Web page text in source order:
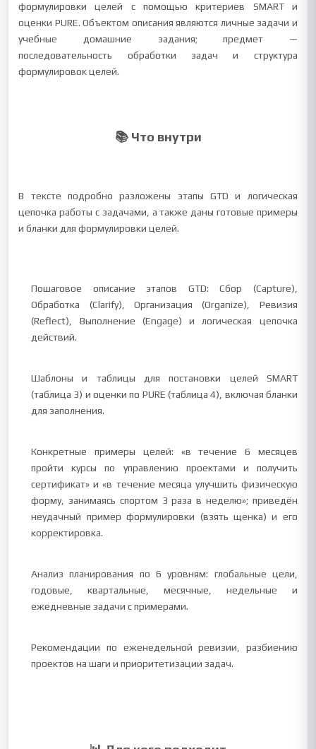
формулировки целей с помощью критериев SMART и
оценки PURE. Объектом описания являются личные задачи и
учебные домашние задания; предмет —
последовательность обработки задач и структура
формулировок целей.
📚 Что внутри
В тексте подробно разложены этапы GTD и логическая
цепочка работы с задачами, а также даны готовые примеры
и бланки для формулировки целей.
Пошаговое описание этапов GTD: Сбор (Capture),
Обработка (Clarify), Организация (Organize), Ревизия
(Reflect), Выполнение (Engage) и логическая цепочка
действий.
Шаблоны и таблицы для постановки целей SMART
(таблица 3) и оценки по PURE (таблица 4), включая бланки
для заполнения.
Конкретные примеры целей: «в течение 6 месяцев
пройти курсы по управлению проектами и получить
сертификат» и «в течение месяца улучшить физическую
форму, занимаясь спортом 3 раза в неделю»; приведён
неудачный пример формулировки (взять щенка) и его
корректировка.
Анализ планирования по 6 уровням: глобальные цели,
годовые, квартальные, месячные, недельные и
ежедневные задачи с примерами.
Рекомендации по еженедельной ревизии, разбиению
проектов на шаги и приоритетизации задач.